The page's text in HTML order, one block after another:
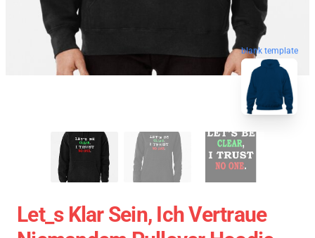
blank template
Let_s Klar Sein, Ich Vertraue